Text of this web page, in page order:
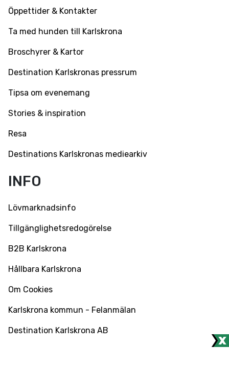
Öppettider & Kontakter
Ta med hunden till Karlskrona
Broschyrer & Kartor
Destination Karlskronas pressrum
Tipsa om evenemang
Stories & inspiration
Resa
Destinations Karlskronas mediearkiv
INFO
Lövmarknadsinfo
Tillgänglighetsredogörelse
B2B Karlskrona
Hållbara Karlskrona
Om Cookies
Karlskrona kommun - Felanmälan
Destination Karlskrona AB